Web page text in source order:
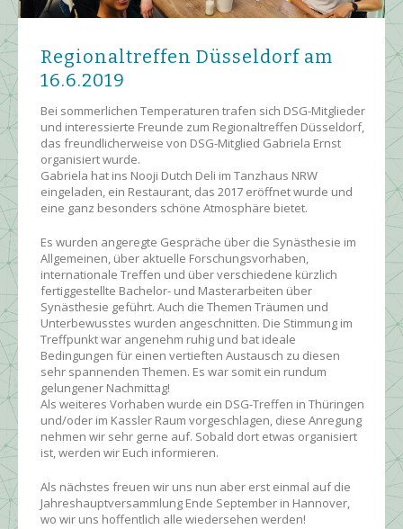
Regionaltreffen Düsseldorf am
16.6.2019
Bei sommerlichen Temperaturen trafen sich DSG-Mitglieder
und interessierte Freunde zum Regionaltreffen Düsseldorf,
das freundlicherweise von DSG-Mitglied Gabriela Ernst
organisiert wurde.
Gabriela hat ins Nooji Dutch Deli im Tanzhaus NRW
eingeladen, ein Restaurant, das 2017 eröffnet wurde und
eine ganz besonders schöne Atmosphäre bietet.
Es wurden angeregte Gespräche über die Synästhesie im
Allgemeinen, über aktuelle Forschungsvorhaben,
internationale Treffen und über verschiedene kürzlich
fertiggestellte Bachelor- und Masterarbeiten über
Synästhesie geführt. Auch die Themen Träumen und
Unterbewusstes wurden angeschnitten. Die Stimmung im
Treffpunkt war angenehm ruhig und bat ideale
Bedingungen für einen vertieften Austausch zu diesen
sehr spannenden Themen. Es war somit ein rundum
gelungener Nachmittag!
Als weiteres Vorhaben wurde ein DSG-Treffen in Thüringen
und/oder im Kassler Raum vorgeschlagen, diese Anregung
nehmen wir sehr gerne auf. Sobald dort etwas organisiert
ist, werden wir Euch informieren.
Als nächstes freuen wir uns nun aber erst einmal auf die
Jahreshauptversammlung Ende September in Hannover,
wo wir uns hoffentlich alle wiedersehen werden!